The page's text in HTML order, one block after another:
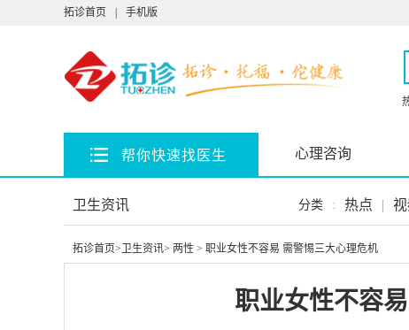
拓诊首页 手机版
帮你快速找医生 心理咨询
卫生资讯 分类 : 热点 |
拓诊首页> 卫生资讯> 两性 > 职业女性不容易 需警惕三大心理危机
职业女性不容